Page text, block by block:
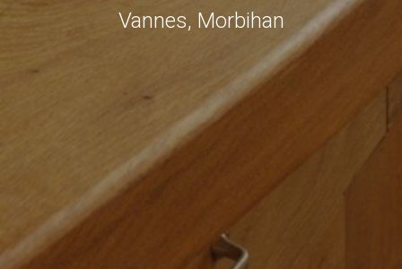
Vannes, Morbihan